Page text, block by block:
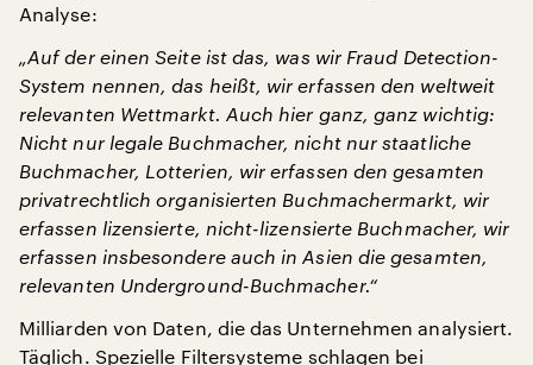
Analyse:
„Auf der einen Seite ist das, was wir Fraud Detection-
System nennen, das heißt, wir erfassen den weltweit
relevanten Wettmarkt. Auch hier ganz, ganz wichtig:
Nicht nur legale Buchmacher, nicht nur staatliche
Buchmacher, Lotterien, wir erfassen den gesamten
privatrechtlich organisierten Buchmachermarkt, wir
erfassen lizensierte, nicht-lizensierte Buchmacher, wir
erfassen insbesondere auch in Asien die gesamten,
relevanten Underground-Buchmacher.“
Milliarden von Daten, die das Unternehmen analysiert.
Täglich. Spezielle Filtersysteme schlagen bei